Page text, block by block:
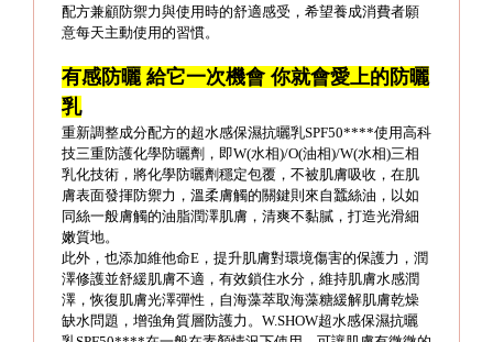
配方兼顧防禦力與使用時的舒適感受，希望養成消費者願
意每天主動使用的習慣。
有感防曬 給它一次機會 你就會愛上的防曬
乳
重新調整成分配方的超水感保濕抗曬乳SPF50****使用高科
技三重防護化學防曬劑，即W(水相)/O(油相)/W(水相)三相
乳化技術，將化學防曬劑穩定包覆，不被肌膚吸收，在肌
膚表面發揮防禦力，溫柔膚觸的關鍵則來自蠶絲油，以如
同絲一般膚觸的油脂潤澤肌膚，清爽不黏膩，打造光滑細
嫩質地。
此外，也添加維他命E，提升肌膚對環境傷害的保護力，潤
澤修護並舒緩肌膚不適，有效鎖住水分，維持肌膚水感潤
澤，恢復肌膚光澤彈性，自海藻萃取海藻糖緩解肌膚乾燥
缺水問題，增強角質層防護力。W.SHOW超水感保濕抗曬